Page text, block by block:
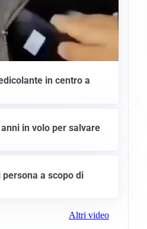
in centro a
in volo per salvare
a scopo di
Altri video